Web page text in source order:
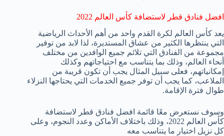
افضل فنادق قطر لاستضافة كأس العالم 2022
يعد كأس العالم لكرة القدم واحد من أهم الأحداث الرياضية
التي ينتظرها الكثير من عشاق المستديرة، لذا لابد من توفير
مجموعة من الفنادق التي تلائم جميع الوافدين من مختلف
أنحاء العالم، وذلك بما يتناسب مع احتياجاتهم وكذلك
إمكانياتهم، فعلى سبيل المثال يجب أن تكون قريبة من
الملاعب، كما يجب أن توفر جميع الخدمات التي يحتاجها النزلاء
طوال فترة الإقامة.
وسوف نستعرض معًا قائمة افضل فنادق قطر لاستضافة
كأس العالم 2022، وذلك باختلاف الأماكن وعدد النجوم، وعلى
كل نزيل اختيار ما يتناسب معه